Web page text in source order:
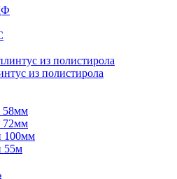
из полистирола
58мм
72мм
100мм
55м